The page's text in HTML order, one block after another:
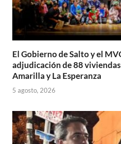
El Gobierno de Salto y el
adjudicación de 88
Amarilla y La Esperanza
5 agosto, 2026